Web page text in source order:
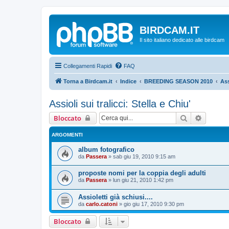
BIRDCAM.IT
Il sito italiano dedicato alle birdcam
Collegamenti Rapidi FAQ
Torna a Birdcam.it Indice BREEDING SEASON 2010
Assioli sui tralicci: Stella e Chiu'
Bloccato Cerca
ARGOMENTI
album fotografico
da Passera » sab giu 19, 2010 9:15 am
proposte nomi per la coppia degli adulti
da Passera » lun giu 21, 2010 1:42 pm
Assioletti già schiusi....
da carlo.catoni » gio giu 17, 2010 9:30 pm
Bloccato